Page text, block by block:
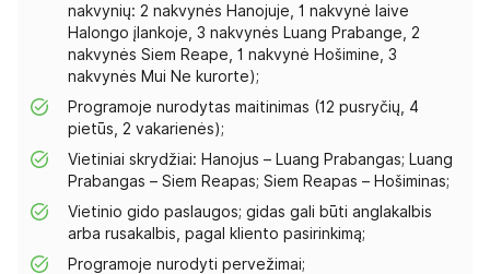
nakvynių: 2 nakvynės Hanojuje, 1 nakvynė laive
Halongo įlankoje, 3 nakvynės Luang Prabange, 2
nakvynės Siem Reape, 1 nakvynė Hošimine, 3
nakvynės Mui Ne kurorte);
Programoje nurodytas maitinimas (12 pusryčių, 4
pietūs, 2 vakarienės);
Vietiniai skrydžiai: Hanojus – Luang Prabangas; Luang
Prabangas – Siem Reapas; Siem Reapas – Hošiminas;
Vietinio gido paslaugos; gidas gali būti anglakalbis
arba rusakalbis, pagal kliento pasirinkimą;
Programoje nurodyti pervežimai;